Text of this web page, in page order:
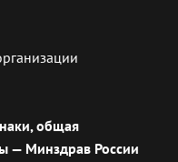
общая
— Минздрав России